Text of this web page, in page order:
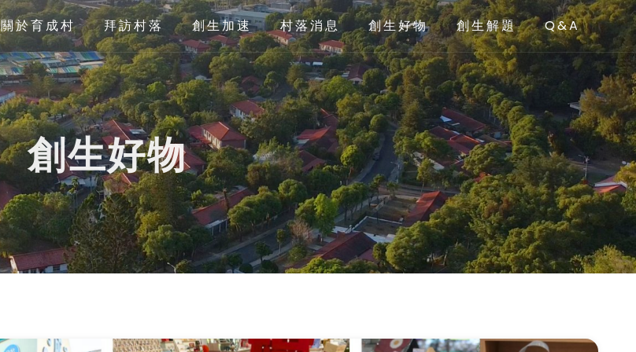
關於育成村 拜訪村落 創生加速 村落消息 創生好物 創生解題 Q&A
創生好物